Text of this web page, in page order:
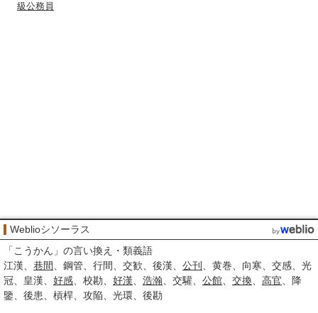
級公務員
Weblioシソーラス
「 こうかん 」の言い換え・類義語
江漢
巷間 鋼管 行間 交歓 後漢 公刊 黄巻 向寒 交感
光
冠
皇漢 好感 校勘 好漢 浩瀚 交驩 公館 交換 高官
降
鑒
後患 槓桿 攻陥 光環 後勘